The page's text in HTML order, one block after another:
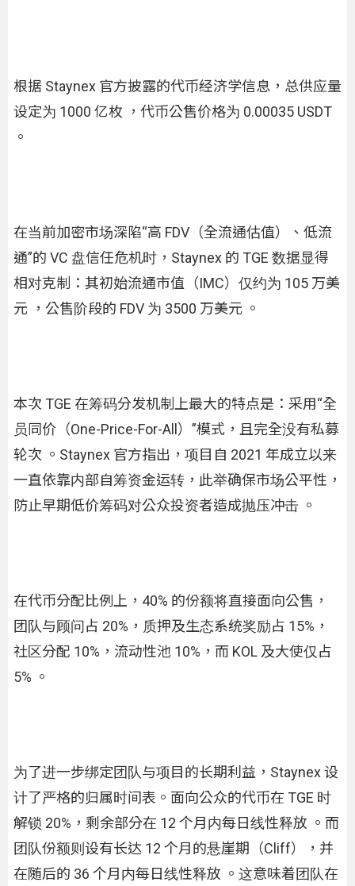
根据 Staynex 官方披露的代币经济学信息，总供应量
设定为 1000 亿枚 ，代币公售价格为 0.00035 USDT
。
在当前加密市场深陷“高 FDV（全流通估值）、低流
通”的 VC 盘信任危机时，Staynex 的 TGE 数据显得
相对克制：其初始流通市值（IMC）仅约为 105 万美
元 ，公售阶段的 FDV 为 3500 万美元 。
本次 TGE 在筹码分发机制上最大的特点是：采用“全
员同价（One-Price-For-All）”模式，且完全没有私募
轮次 。Staynex 官方指出，项目自 2021 年成立以来
一直依靠内部自筹资金运转，此举确保市场公平性，
防止早期低价筹码对公众投资者造成抛压冲击 。
在代币分配比例上，40% 的份额将直接面向公售，
团队与顾问占 20%，质押及生态系统奖励占 15%，
社区分配 10%，流动性池 10%，而 KOL 及大使仅占
5% 。
为了进一步绑定团队与项目的长期利益，Staynex 设
计了严格的归属时间表。面向公众的代币在 TGE 时
解锁 20%，剩余部分在 12 个月内每日线性释放 。而
团队份额则设有长达 12 个月的悬崖期（Cliff），并
在随后的 36 个月内每日线性释放 。这意味着团队在